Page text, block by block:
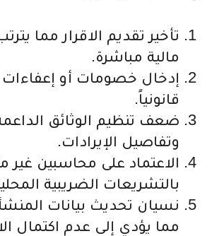
تأخير تقديم الاقرار مما
مالية مباشرة.
إدخال خصومات أو إعفاءات
قانونياً.
ضعف تنظيم الوثائق
وتفاصيل الإيرادات.
الاعتماد على محاسبين
بالتشريعات الضريبية
نسيان تحديث بيانات
مما يؤدي إلى عدم اكتمال